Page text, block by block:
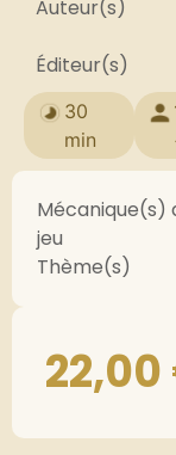
Auteur(s)
Éditeur(s)
30
min
Mécanique(s)
jeu
Thème(s)
22,00